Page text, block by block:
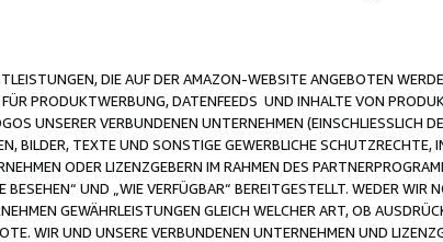
DIE AUF DER AMAZON-WEBSITE ANGEBOTEN
PRODUKTWERBUNG, DATENFEEDS UND INHALTE VON
UNSERER VERBUNDENEN UNTERNEHMEN (EINSCHLIESSLICH
BILDER, TEXTE UND SONSTIGE GEWERBLICHE SCHUTZRECHTE,
ODER LIZENZGEBERN IM RAHMEN DES
BESEHEN“ UND „WIE VERFÜGBAR“ BEREITGESTELLT. WEDER WIR
GEWÄHRLEISTUNGEN GLEICH WELCHER ART, OB
WIR UND UNSERE VERBUNDENEN UNTERNEHMEN UND